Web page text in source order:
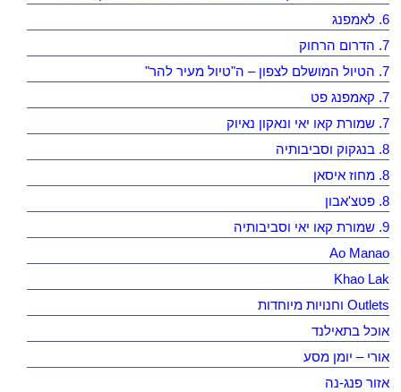
6. לאמפנג
7. הדרום הרחוק
7. הטיול המושלם לצפון – ה"טיול מעיר להר"
7. קאמפנג פט
7. שמורת קאו יאי ונאקון נאיוק
8. בנגקוק וסביבותיה
8. מחוז איסאן
8. פטצ'אבון
9. שמורת קאו יאי וסביבותיה
Ao Manao
Khao Lak
Outlets וחנויות מיוחדות
אוכל בתאילנד
אורי – יומן מסע
אזור פנג-נה